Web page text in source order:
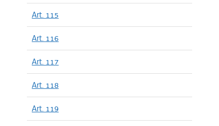
Art. 115
Art. 116
Art. 117
Art. 118
Art. 119